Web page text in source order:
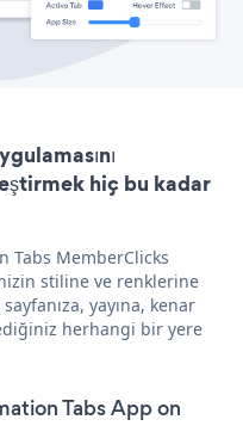
hiç bu kadar
Tabs MemberClicks
stiline ve renklerine
yayına, kenar
herhangi bir yere
Tabs App on